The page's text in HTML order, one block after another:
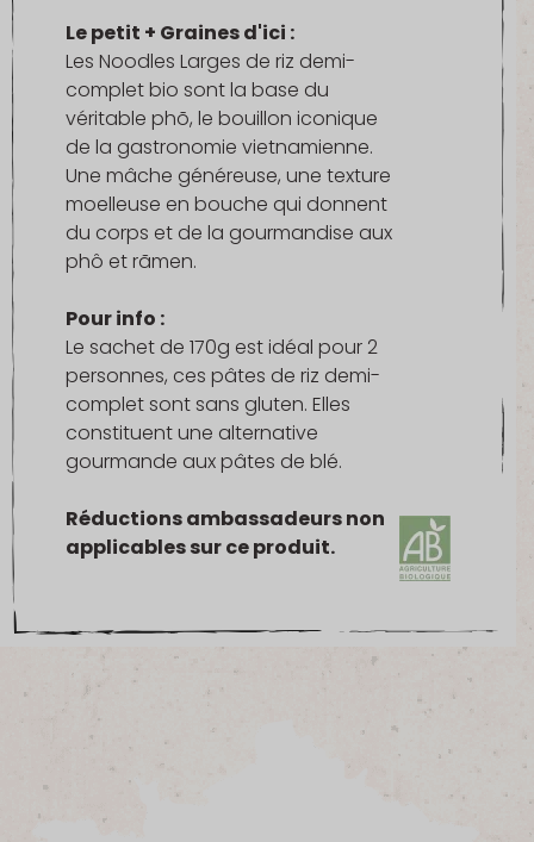
Le petit + Graines d'ici :
Les Noodles Larges de riz demi-
complet bio sont la base du
véritable phõ, le bouillon iconique
de la gastronomie vietnamienne.
Une mâche généreuse, une texture
moelleuse en bouche qui donnent
du corps et de la gourmandise aux
phô et rãmen.
Pour info :
Le sachet de 170g est idéal pour 2
personnes, ces pâtes de riz demi-
complet sont sans gluten. Elles
constituent une alternative
gourmande aux pâtes de blé.
Réductions ambassadeurs non
applicables sur ce produit.